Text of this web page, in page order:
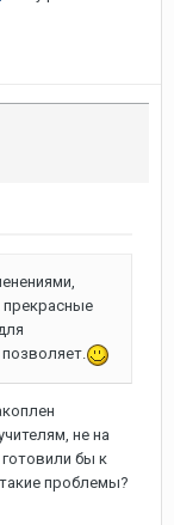
не на
бы к
проблемы?